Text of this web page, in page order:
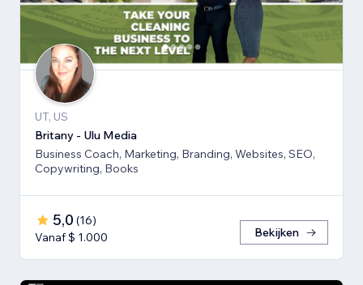
UT, US
Britany - Ulu Media
Business Coach, Marketing, Branding, Websites, SEO,
Copywriting, Books
5,0 (16)
Vanaf $ 1.000
Bekijken